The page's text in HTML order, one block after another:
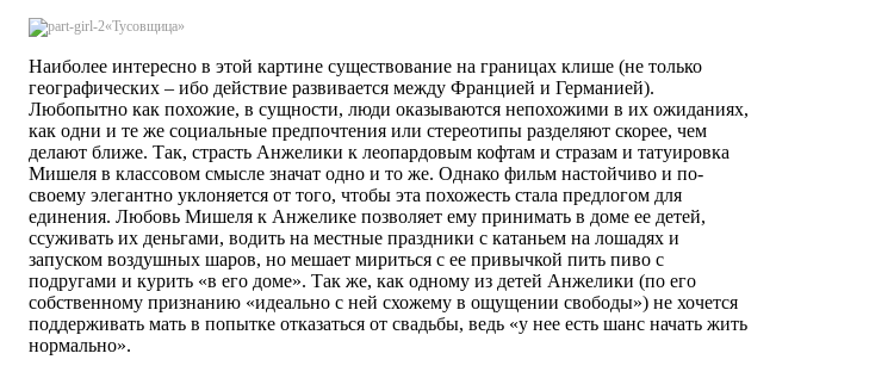
«Тусовщица»
Наиболее интересно в этой картине существование на границах клише (не только
географических – ибо действие развивается между Францией и Германией).
Любопытно как похожие, в сущности, люди оказываются непохожими в их ожиданиях,
как одни и те же социальные предпочтения или стереотипы разделяют скорее, чем
делают ближе. Так, страсть Анжелики к леопардовым кофтам и стразам и татуировка
Мишеля в классовом смысле значат одно и то же. Однако фильм настойчиво и по-
своему элегантно уклоняется от того, чтобы эта похожесть стала предлогом для
единения. Любовь Мишеля к Анжелике позволяет ему принимать в доме ее детей,
ссуживать их деньгами, водить на местные праздники с катаньем на лошадях и
запуском воздушных шаров, но мешает мириться с ее привычкой пить пиво с
подругами и курить «в его доме». Так же, как одному из детей Анжелики (по его
собственному признанию «идеально с ней схожему в ощущении свободы») не хочется
поддерживать мать в попытке отказаться от свадьбы, ведь «у нее есть шанс начать жить
нормально».